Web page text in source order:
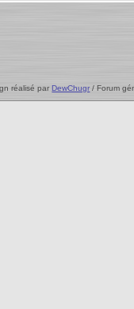
réalisé parDewChugr / Forum